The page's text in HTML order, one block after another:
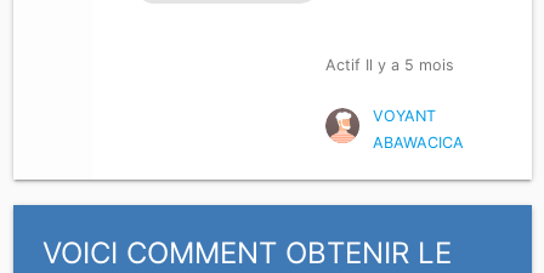
Actif Il y a 5 mois
VOYANT
ABAWACICA
VOICI COMMENT OBTENIR LE